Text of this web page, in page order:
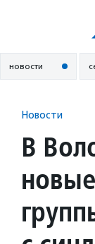
новости
Новости
В